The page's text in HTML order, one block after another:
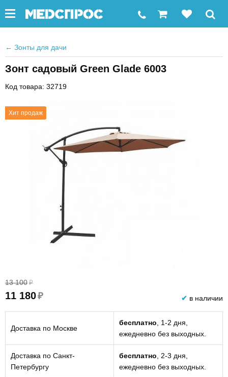
← Зонты для дачи
Зонт садовый Green Glade 6003
Код товара: 32719
Хит продаж
13 100 ₽
11 180₽ ✔ в наличии
Доставка по Москве
бесплатно , 1-2 дня,
ежедневно без выходных.
Доставка по Санкт-
Петербургу
бесплатно , 2-3 дня,
ежедневно без выходных.